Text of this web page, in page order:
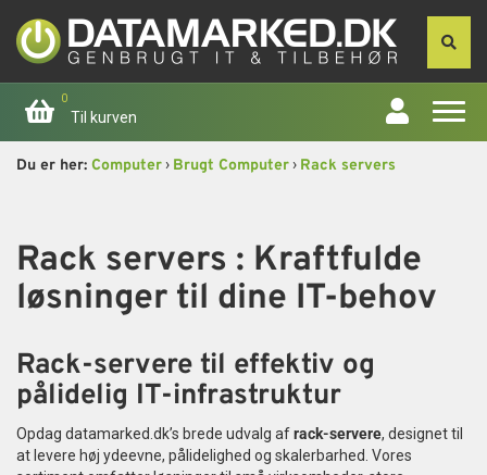
0
Til kurven
Computer
Smartphone
Tablet
Du er her: Computer› Brugt Computer› Rack servers
Rack servers : Kraftfulde
løsninger til dine IT-behov
Rack-servere til effektiv og
pålidelig IT-infrastruktur
Opdag datamarked.dk’s brede udvalg afrack-servere, designet til
at levere høj ydeevne, pålidelighed og skalerbarhed. Vores